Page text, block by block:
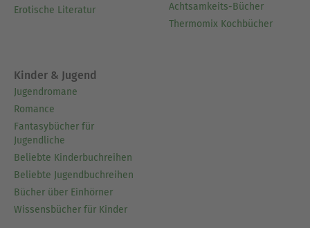
Erotische Literatur
Achtsamkeits-Bücher
Thermomix Kochbücher
Kinder & Jugend
Jugendromane
Romance
Fantasybücher für
Jugendliche
Beliebte Kinderbuchreihen
Beliebte Jugendbuchreihen
Bücher über Einhörner
Wissensbücher für Kinder